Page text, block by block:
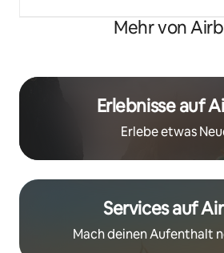
Mehr von
Erlebnisse auf
Erlebe etwas
Services auf
Mach deinen Aufenthalt